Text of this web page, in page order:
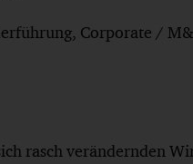
Corporate /
rasch verändernden